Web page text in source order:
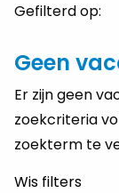
Gefilterd op:
Geen
Er zijn geen
zoekcriteria
zoekterm te
Wis filters